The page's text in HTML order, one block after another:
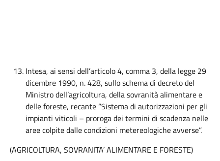
Intesa, ai sensi dell’articolo 4, comma 3, della legge 29
dicembre 1990, n. 428, sullo schema di decreto del
Ministro dell’agricoltura, della sovranità alimentare e
delle foreste, recante “Sistema di autorizzazioni per gli
impianti viticoli – proroga dei termini di scadenza nelle
aree colpite dalle condizioni metereologiche avverse”.
(AGRICOLTURA, SOVRANITA’ ALIMENTARE E FORESTE)